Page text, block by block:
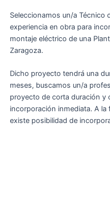
Seleccionamos un/a Técnico
experiencia en obra para
montaje eléctrico de una
Zaragoza.
Dicho proyecto tendrá una
meses, buscamos un/a
proyecto de corta duración y
incorporación inmediata. A
existe posibilidad de